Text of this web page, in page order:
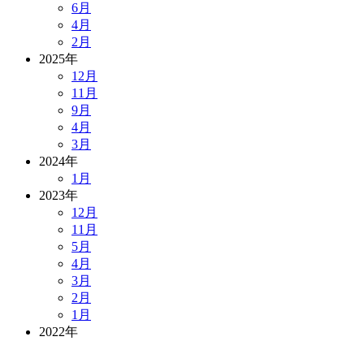
6月
4月
2月
2025年
12月
11月
9月
4月
3月
2024年
1月
2023年
12月
11月
5月
4月
3月
2月
1月
2022年